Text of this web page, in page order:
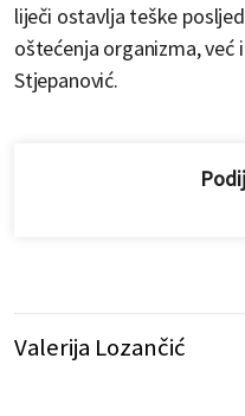
liječi ostavlja teške
oštećenja organizma,
Stjepanović.
Valerija Lozančić